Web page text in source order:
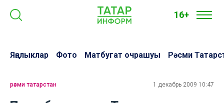
16+
Яңалыклар Фото Матбугат очрашуы Рәсми
рәсми татарстан 1 декабрь 2009 10:47